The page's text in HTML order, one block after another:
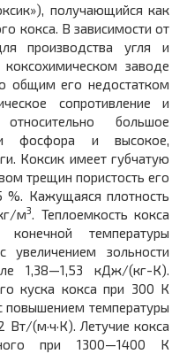
получающийся как
кокса. В зависимости от
производства угля и
заводе
общим его недостатком
сопротивление и
большое
фосфора и высокое,
Коксик имеет губчатую
трещин пористость его
%. Кажущаяся плотность
м3. Теплоемкость кокса
температуры
увеличением зольности
1,38—1,53 кДж/(кг-К).
куска кокса при 300 К
повышением температуры
(м·ч·К). Летучие кокса
при 1300—1400 К